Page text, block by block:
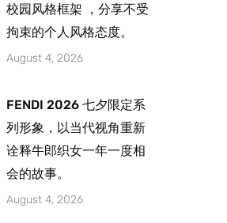
校园风格框架 ，分享不受
拘束的个人风格态度。
August 4, 2026
FENDI 2026 七夕限定系
列形象，以当代视角重新
诠释牛郎织女一年一度相
会的故事。
August 4, 2026